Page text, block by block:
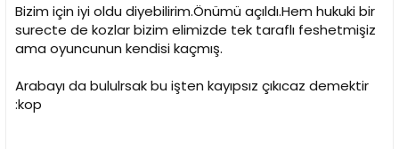
Bizim için iyi oldu diyebilirim.Önümü açıldı.Hem hukuki bir
surecte de kozlar bizim elimizde tek taraflı feshetmişiz
ama oyuncunun kendisi kaçmış.
Arabayı da bululrsak bu işten kayıpsız çıkıcaz demektir
:kop